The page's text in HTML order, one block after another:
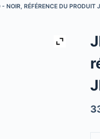
NOIR, RÉFÉRENCE DU PRODUIT